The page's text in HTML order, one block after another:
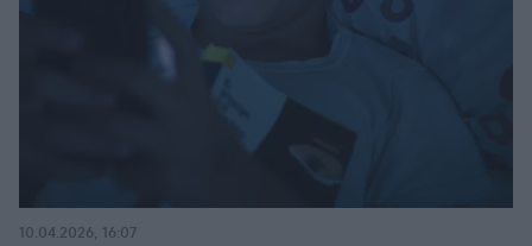
10.04.2026, 16:07